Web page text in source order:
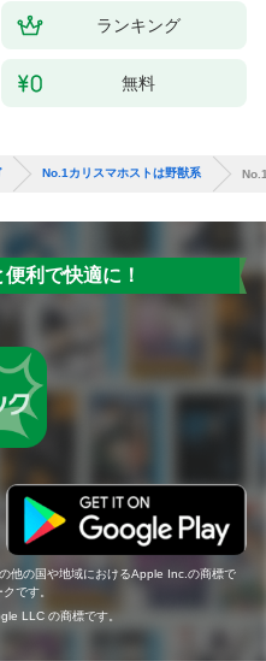
ランキング
無料
No.1カリスマホストは野獣系
利で快適に！
他の国や地域におけるApple Inc.の商標で
です。
LLC の商標です。